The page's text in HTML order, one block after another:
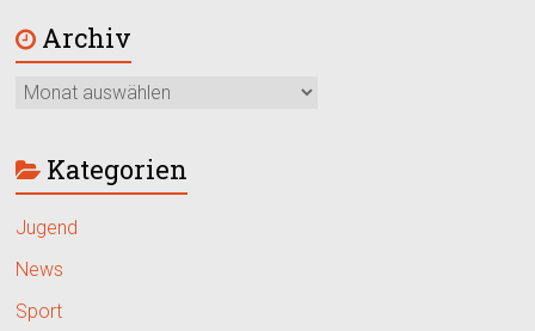
Archiv
Kategorien
Jugend
News
Sport